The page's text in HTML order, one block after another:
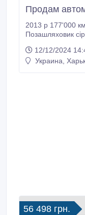
Продам
2013 р 177'000 км 3.5 газ/бензин Автомат повний
Позашляховик сірий 0669731237 Артем
працює відмінно, газ установлений на 150т. пробігу,
12/12/2024
Украина,
56 498 грн.